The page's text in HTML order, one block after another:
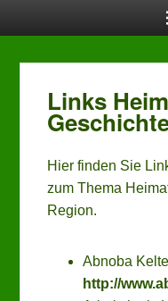
Vereinstreff
Mensch-ärgere-
Links
Reimann
Hier finden Sie
zum Thema
Region.
Abnoba
http://